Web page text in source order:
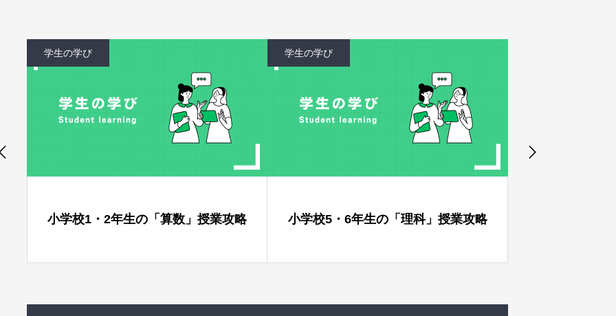
授業攻略 小学校5・6年生の「理科」授業攻略
中学校1年生の「技術・家庭（家庭
分野）」授業攻略